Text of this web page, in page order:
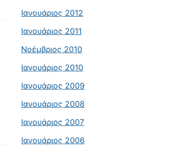
Ιανουάριος 2012
Ιανουάριος 2011
Νοέμβριος 2010
Ιανουάριος 2010
Ιανουάριος 2009
Ιανουάριος 2008
Ιανουάριος 2007
Ιανουάριος 2006